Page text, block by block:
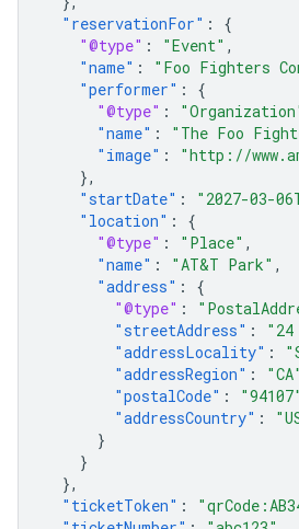
"reservationFor" :
{
"@type" : "Event" ,
"name" : "Foo Fighters
"performer" :
{
"@type" :
"name" : "The Foo
"image" :
"http://
},
"startDate" : "2027-03-
"location" :
{
"@type" : "Place" ,
"name" : "AT&T Park" ,
"address" :
{
"@type" :
"streetAddress" :
"addressLocality" :
"addressRegion" : "CA"
"postalCode" : "94107"
"addressCountry" :
}
}
},
"ticketToken" :